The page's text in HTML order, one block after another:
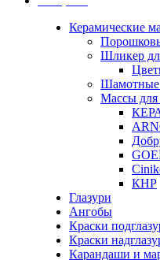
Керамические
Шликер
Шамотные
Массы для
КНР
Глазури
Ангобы
Краски
Краски
Карандаши и